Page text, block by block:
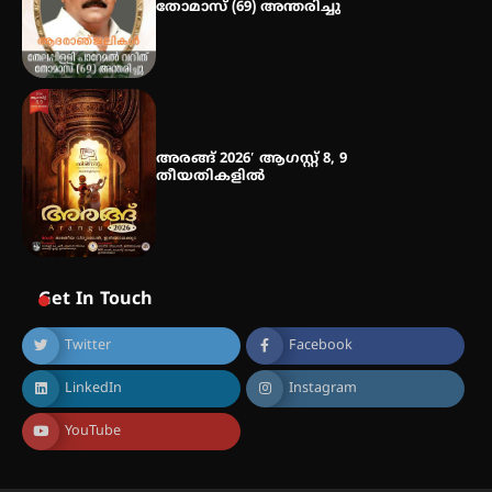
തോമാസ് (69) അന്തരിച്ചു
അരങ്ങ് 2026′ ആഗസ്റ്റ് 8, 9
തീയതികളിൽ
Get In Touch
Twitter Facebook
LinkedIn Instagram
YouTube